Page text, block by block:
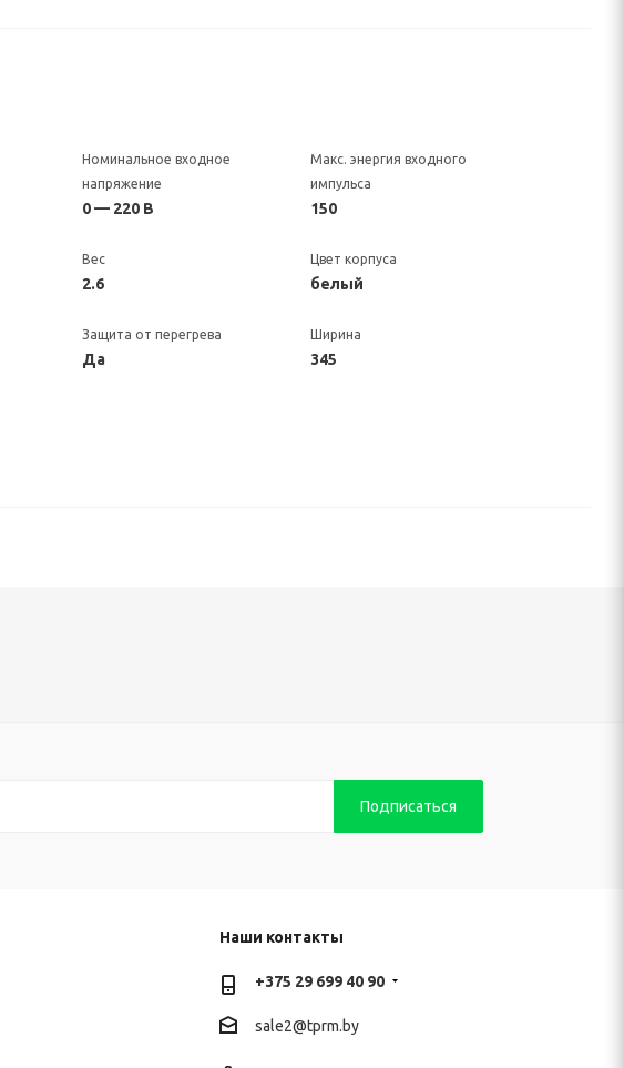
Номинальное входное
напряжение
0 — 220 В
Макс. энергия входного
импульса
150
Вес
2.6
Цвет корпуса
белый
Защита от перегрева
Да
Ширина
345
Наши контакты
+375 29 699 40 90
sale2@tprm.by